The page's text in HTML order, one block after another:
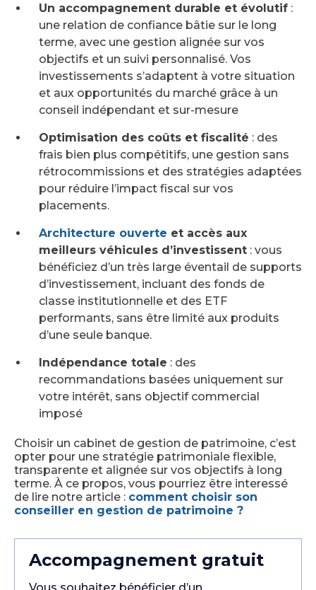
Un accompagnement durable et évolutif :
une relation de confiance bâtie sur le long
terme, avec une gestion alignée sur vos
objectifs et un suivi personnalisé. Vos
investissements s’adaptent à votre situation
et aux opportunités du marché grâce à un
conseil indépendant et sur-mesure
Optimisation des coûts et fiscalité : des
frais bien plus compétitifs, une gestion sans
rétrocommissions et des stratégies adaptées
pour réduire l’impact fiscal sur vos
placements.
Architecture ouverte et accès aux
meilleurs véhicules d’investissent : vous
bénéficiez d’un très large éventail de supports
d’investissement, incluant des fonds de
classe institutionnelle et des ETF
performants, sans être limité aux produits
d’une seule banque.
Indépendance totale : des
recommandations basées uniquement sur
votre intérêt, sans objectif commercial
imposé
Choisir un cabinet de gestion de patrimoine, c’est
opter pour une stratégie patrimoniale flexible,
transparente et alignée sur vos objectifs à long
terme. À ce propos, vous pourriez être interessé
de lire notre article : comment choisir son
conseiller en gestion de patrimoine ?
Accompagnement gratuit
Vous souhaitez bénéficier d’un